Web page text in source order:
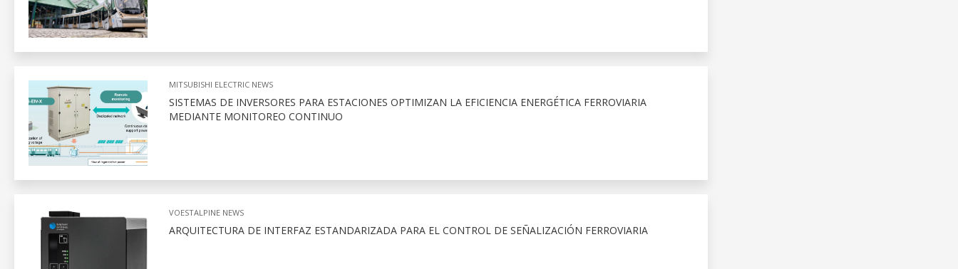
MITSUBISHI ELECTRIC NEWS
SISTEMAS DE INVERSORES PARA ESTACIONES OPTIMIZAN LA EFICIENCIA ENERGÉTICA FERROVIARIA
MEDIANTE MONITOREO CONTINUO
VOESTALPINE NEWS
ARQUITECTURA DE INTERFAZ ESTANDARIZADA PARA EL CONTROL DE SEÑALIZACIÓN FERROVIARIA